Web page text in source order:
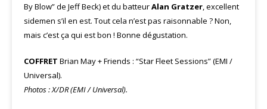
By Blow” de Jeff Beck) et du batteurAlan Gratzer, excellent
sidemen s’il en est. Tout cela n’est pas raisonnable ? Non,
mais c’est ça qui est bon ! Bonne dégustation.
COFFRET Brian May + Friends : “Star Fleet Sessions” (EMI /
Universal).
Photos : X/DR (EMI / Universal).